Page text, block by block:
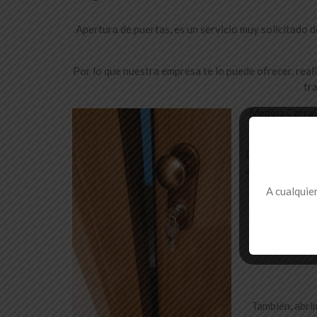
Apertura de puertas, es un servicio muy solicitado
Por lo que nuestra empresa te lo puede ofrecer,
Medina
Realizamos
aluminio –
Además, de
Abrimos
También,
A